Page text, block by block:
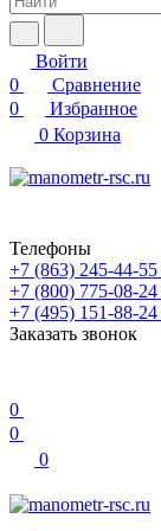
Войти
0
Сравнение
0
Избранное
0 Корзина
Телефоны
+7 (863) 245-44-55
+7 (800) 775-08-24
+7 (495) 151-88-24
Заказать звонок
0
0
0